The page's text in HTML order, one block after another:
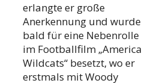
erlangte er große
Anerkennung und wurde
bald für eine Nebenrolle
im Footballfilm
Wildcats“ besetzt, wo er
erstmals mit Woody